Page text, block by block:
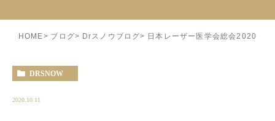
HOME ブログ Drスノウブログ 日本レーザー医学会総会2020
DRSNOW
2020.10.11